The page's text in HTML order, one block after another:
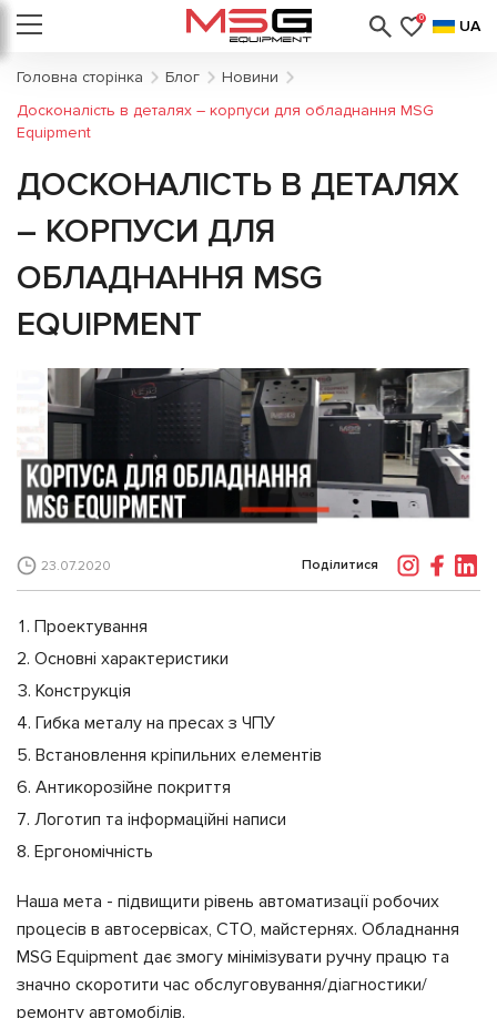
0 UA
Головна сторінка Блог
Новини
Досконалість в деталях – корпуси для обладнання MSG
Equipment
ДОСКОНАЛІСТЬ В ДЕТАЛЯХ
– КОРПУСИ ДЛЯ
ОБЛАДНАННЯ MSG
EQUIPMENT
23.07.2020 Поділитися
Проектування
Основні характеристики
Конструкція
Гибка металу на пресах з ЧПУ
Встановлення кріпильних елементів
Антикорозійне покриття
Логотип та інформаційні написи
Ергономічність
Наша мета - підвищити рівень автоматизації робочих
процесів в автосервісах, СТО, майстернях. Обладнання
MSG Equipment дає змогу мінімізувати ручну працю та
значно скоротити час обслуговування/діагностики/
ремонту автомобілів.